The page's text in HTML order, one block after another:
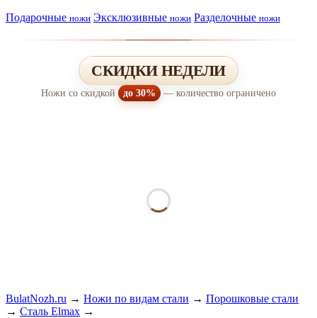
Подарочные ножи Эксклюзивные ножи Разделочные ножи
СКИДКИ НЕДЕЛИ
Ножи со скидкой до 30% — количество ограничено
BulatNozh.ru → Ножи по видам стали → Порошковые стали
→ Сталь Elmax →